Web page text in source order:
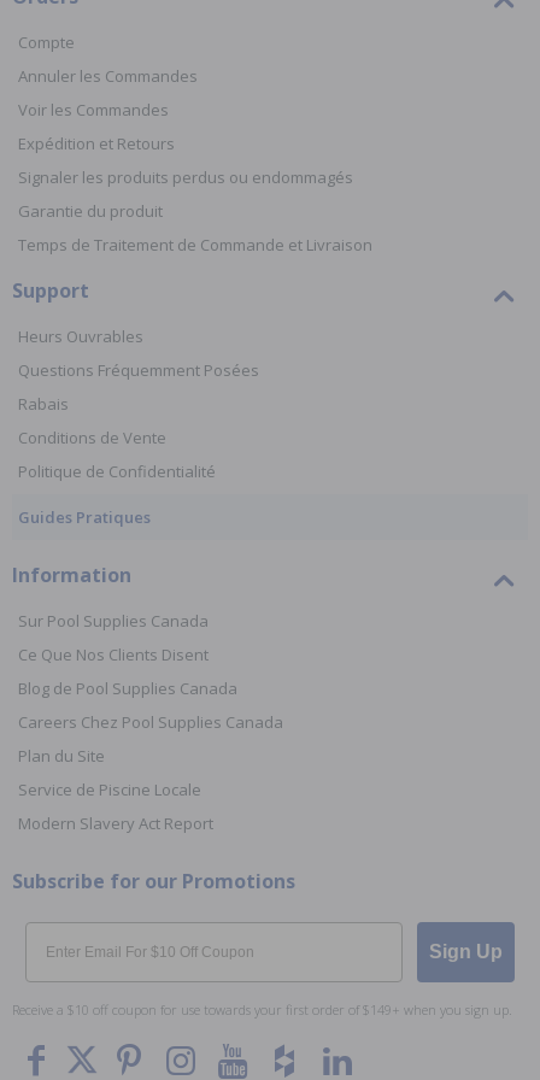
Compte
Annuler les Commandes
Voir les Commandes
Expédition et Retours
Signaler les produits perdus ou endommagés
Garantie du produit
Temps de Traitement de Commande et Livraison
Support
Heurs Ouvrables
Questions Fréquemment Posées
Rabais
Conditions de Vente
Politique de Confidentialité
Guides Pratiques
Information
Sur Pool Supplies Canada
Ce Que Nos Clients Disent
Blog de Pool Supplies Canada
Careers Chez Pool Supplies Canada
Plan du Site
Service de Piscine Locale
Modern Slavery Act Report
Subscribe for our Promotions
Email
Sign Up
Receive a $10 off coupon for use towards your first order of $149+ when you sign up.